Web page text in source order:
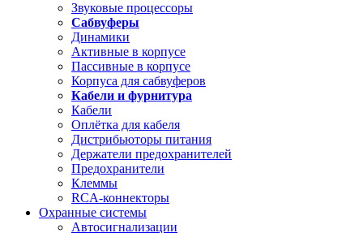
Звуковые процессоры
Сабвуферы
Динамики
Активные в корпусе
Пассивные в корпусе
Корпуса для сабвуферов
Кабели и фурнитура
Кабели
Оплётка для кабеля
Дистрибьюторы питания
Держатели предохранителей
Предохранители
Клеммы
RCA-коннекторы
Охранные системы
Автосигнализации